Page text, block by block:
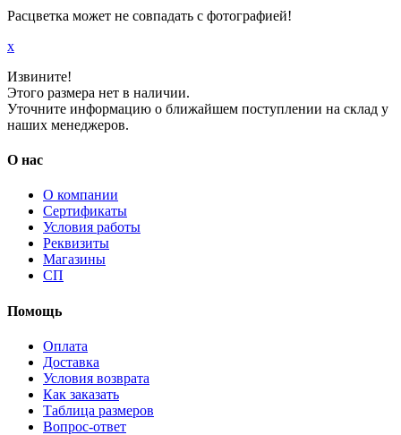
Расцветка может не совпадать с фотографией!
x
Извините!
Этого размера нет в наличии.
Уточните информацию о ближайшем поступлении на склад у
наших менеджеров.
О нас
О компании
Сертификаты
Условия работы
Реквизиты
Магазины
СП
Помощь
Оплата
Доставка
Условия возврата
Как заказать
Таблица размеров
Вопрос-ответ